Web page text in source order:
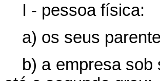
I - pessoa física:
a) os seus
b) a empresa sob